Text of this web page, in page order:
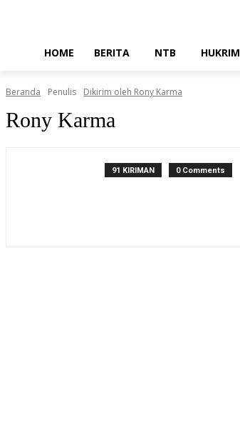
HOME BERITA NTB HUKRIM
Beranda Penulis Dikirim oleh Rony Karma
Rony Karma
91 KIRIMAN 0 Comments